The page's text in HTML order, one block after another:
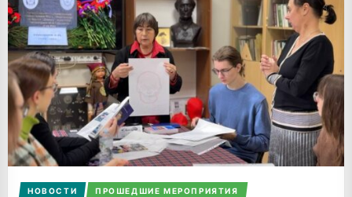
НОВОСТИ ПРОШЕДШИЕ МЕРОПРИЯТИЯ